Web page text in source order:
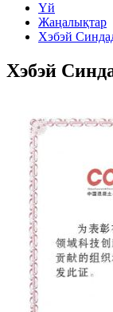
Үй
Жаңалықтар
Хэбэй
Хэбэй